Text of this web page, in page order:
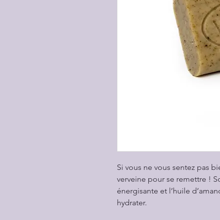
Si vous ne vous sentez pas
verveine pour se remettre !
énergisante et l’huile
hydrater.